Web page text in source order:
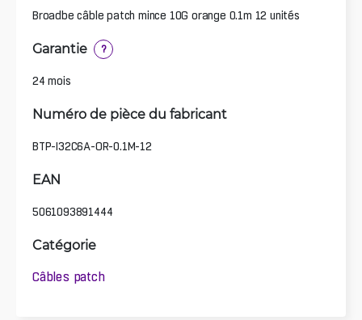
Broadbe câble patch mince 10G orange 0.1m 12 unités
Garantie ?
24 mois
Numéro de pièce du fabricant
BTP-I32C6A-OR-0.1M-12
EAN
5061093891444
Catégorie
Câbles patch